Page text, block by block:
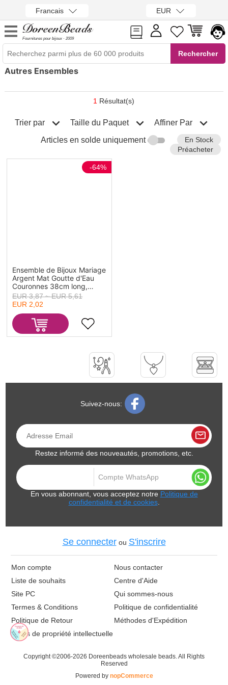
Francais EUR
Fournitures pour bijoux · 2009
Autres Ensembles
1 Résultat(s)
Trier par Taille du Paquet Affiner Par
Articles en solde uniquement
En Stock
Préacheter
Ensemble de Bijoux Mariage
Argent Mat Goutte d'Eau
Couronnes 38cm long,
4cm, 1 Kit
-64%
EUR 3,87 ~ EUR 5,61
EUR 2,02
Suivez-nous:
Restez informé des nouveautés, promotions, etc.
En vous abonnant, vous acceptez notre Politique de
confidentialité et de cookies.
Se connecterou S'inscrire
Mon compte
Nous contacter
Liste de souhaits
Centre d'Aide
Site PC
Qui sommes-nous
Termes & Conditions
Politique de confidentialité
Politique de Retour
Méthodes d'Expédition
Droits de propriété intellectuelle
Copyright ©2006-2026 Doreenbeads wholesale beads. All Rights
Reserved
Powered by nopCommerce